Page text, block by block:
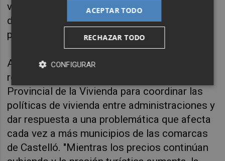
vivienda pública. Este es el modelo que
deberíamos seguir en todos nuestros
pueblos, también en los de la costa".
Además, ha recordado que Compromís sigue
reclamando la creación de una Mesa
Provincial de la Vivienda para coordinar las
políticas de vivienda entre administraciones y
dar respuesta a una problemática que afecta
cada vez a más municipios de las comarcas
de Castelló. " Mientras los precios continúan
ACEPTAR TODO
RECHAZAR TODO
CONFIGURAR